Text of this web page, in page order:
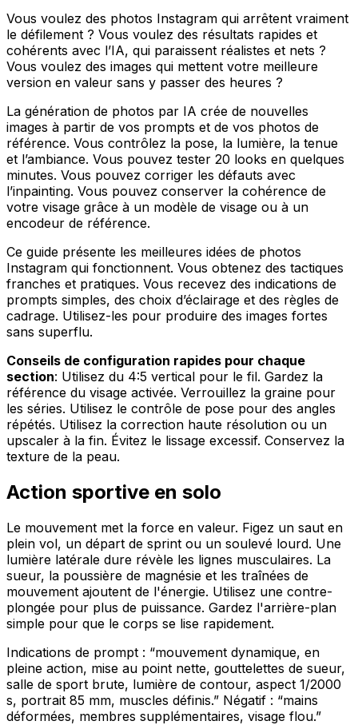
Vous voulez des photos Instagram qui arrêtent vraiment
le défilement ? Vous voulez des résultats rapides et
cohérents avec l’IA, qui paraissent réalistes et nets ?
Vous voulez des images qui mettent votre meilleure
version en valeur sans y passer des heures ?
La génération de photos par IA crée de nouvelles
images à partir de vos prompts et de vos photos de
référence. Vous contrôlez la pose, la lumière, la tenue
et l’ambiance. Vous pouvez tester 20 looks en quelques
minutes. Vous pouvez corriger les défauts avec
l’inpainting. Vous pouvez conserver la cohérence de
votre visage grâce à un modèle de visage ou à un
encodeur de référence.
Ce guide présente les meilleures idées de photos
Instagram qui fonctionnent. Vous obtenez des tactiques
franches et pratiques. Vous recevez des indications de
prompts simples, des choix d’éclairage et des règles de
cadrage. Utilisez-les pour produire des images fortes
sans superflu.
Conseils de configuration rapides pour chaque
section: Utilisez du 4:5 vertical pour le fil. Gardez la
référence du visage activée. Verrouillez la graine pour
les séries. Utilisez le contrôle de pose pour des angles
répétés. Utilisez la correction haute résolution ou un
upscaler à la fin. Évitez le lissage excessif. Conservez la
texture de la peau.
Action sportive en solo
Le mouvement met la force en valeur. Figez un saut en
plein vol, un départ de sprint ou un soulevé lourd. Une
lumière latérale dure révèle les lignes musculaires. La
sueur, la poussière de magnésie et les traînées de
mouvement ajoutent de l'énergie. Utilisez une contre-
plongée pour plus de puissance. Gardez l'arrière-plan
simple pour que le corps se lise rapidement.
Indications de prompt : “mouvement dynamique, en
pleine action, mise au point nette, gouttelettes de sueur,
salle de sport brute, lumière de contour, aspect 1/2000
s, portrait 85 mm, muscles définis.” Négatif : “mains
déformées, membres supplémentaires, visage flou.”